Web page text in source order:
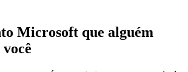
Microsoft que alguém